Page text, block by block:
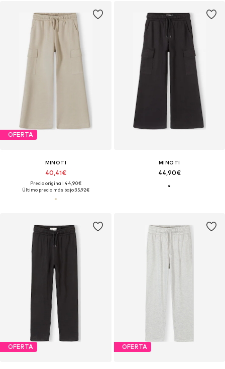
OFERTA
MINOTI
40,41€
Precio original: 44,90€
Último precio más bajo:35,92€
MINOTI
44,90€
OFERTA OFERTA